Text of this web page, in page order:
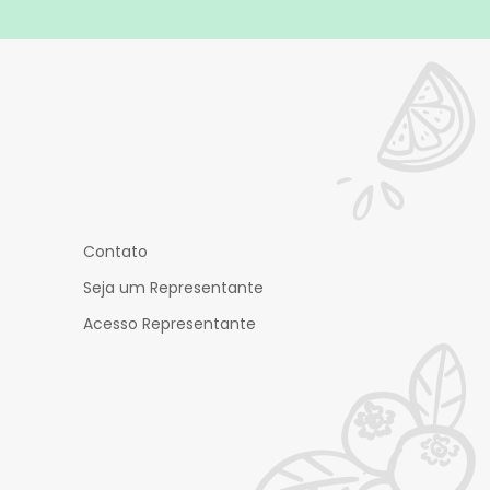
Contato
Seja um Representante
Acesso Representante